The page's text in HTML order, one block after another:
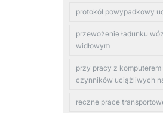
protokół powypadkowy
przewożenie ładunku
widłowym
przy pracy z komputerem
czynników uciążliwych
reczne prace